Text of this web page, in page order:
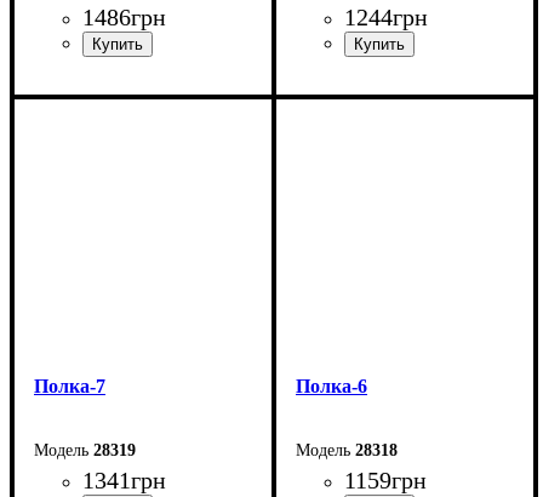
1486грн
Ширина: 113,2 см
1244грн
Ширина: 82,8 см
Полка-7
28319
1341грн
Полка-6
28318
1159грн